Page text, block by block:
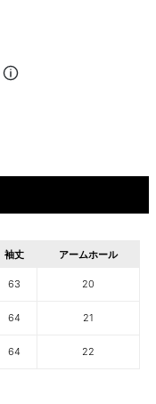
袖丈 アームホール
63 20
64 21
64 22